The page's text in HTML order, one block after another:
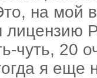
на мой
лицензию
чуть, 20
я еще